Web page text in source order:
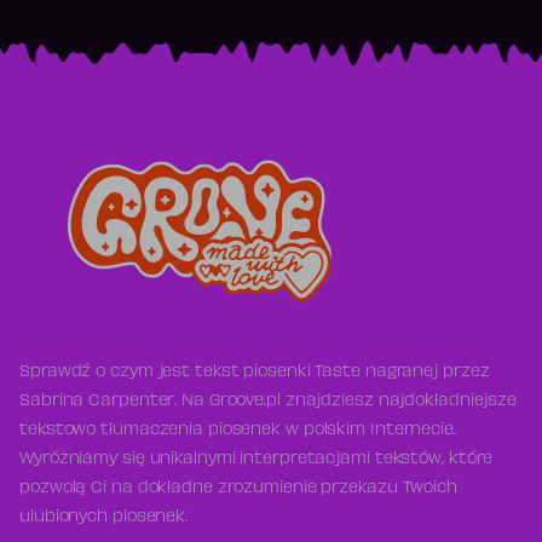
Sprawdź o czym jest tekst piosenki Taste nagranej przez
Sabrina Carpenter. Na Groove.pl znajdziesz najdokładniejsze
tekstowo tłumaczenia piosenek w polskim Internecie.
Wyróżniamy się unikalnymi interpretacjami tekstów, które
pozwolą Ci na dokładne zrozumienie przekazu Twoich
ulubionych piosenek.